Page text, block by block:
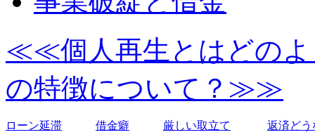
≪≪個人再生とはどのよ
の特徴について？≫≫
ローン延滞 借金癖 厳しい取立て 返済どう